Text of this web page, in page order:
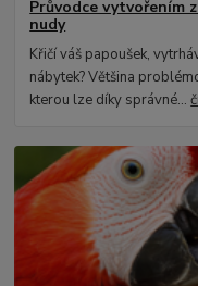
Průvodce vytvořením
nudy
Křičí váš papoušek,
nábytek? Většina
kterou lze díky správné...